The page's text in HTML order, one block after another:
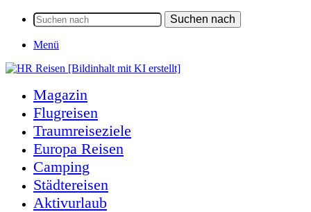
Suchen nach
Menü
Magazin
Flugreisen
Traumreiseziele
Europa Reisen
Camping
Städtereisen
Aktivurlaub